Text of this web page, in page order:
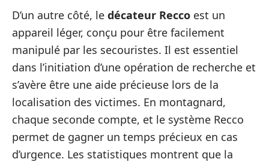
D’un autre côté, le décateur Recco est un
appareil léger, conçu pour être facilement
manipulé par les secouristes. Il est essentiel
dans l’initiation d’une opération de recherche et
s’avère être une aide précieuse lors de la
localisation des victimes. En montagnard,
chaque seconde compte, et le système Recco
permet de gagner un temps précieux en cas
d’urgence. Les statistiques montrent que la